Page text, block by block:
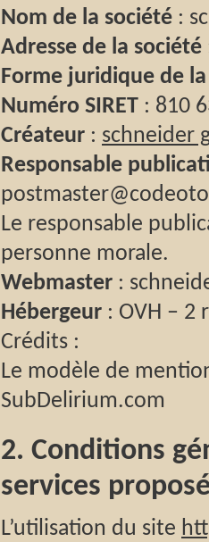
Nom de la société :
Adresse de la société
Forme juridique de
Numéro SIRET : 810
Créateur : schneider
Responsable
Le responsable
personne morale.
Webmaster :
Hébergeur : OVH – 2
Crédits :
Le modèle de
SubDelirium.com
2. Conditions
services
L’utilisation du site